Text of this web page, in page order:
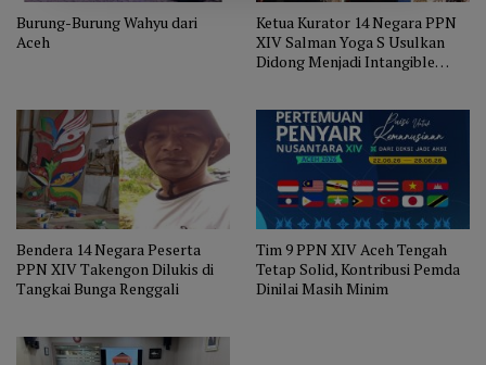
Burung-Burung Wahyu dari
Aceh
Ketua Kurator 14 Negara PPN
XIV Salman Yoga S Usulkan
Didong Menjadi Intangible
Bendera 14 Negara Peserta
PPN XIV Takengon Dilukis di
Tangkai Bunga Renggali
Tim 9 PPN XIV Aceh Tengah
Tetap Solid, Kontribusi Pemda
Dinilai Masih Minim